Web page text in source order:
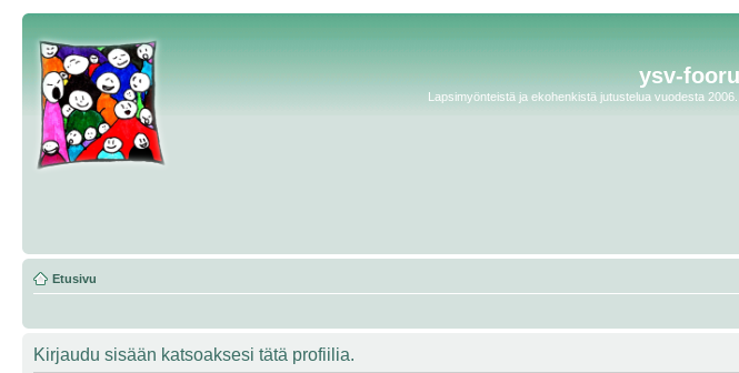
ysv-
Lapsimyönteistä ja ekohenkistä jutustelua vuodesta
Etusivu
Kirjaudu sisään katsoaksesi tätä profiilia.